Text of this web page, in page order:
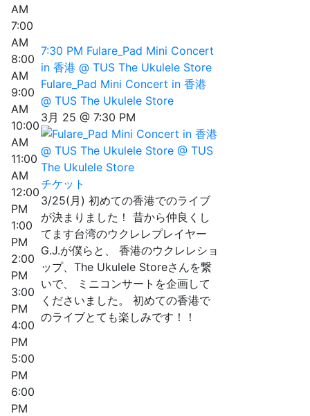
AM
7:00
AM
8:00
AM
9:00
AM
10:00
AM
11:00
AM
12:00
PM
1:00
PM
2:00
PM
3:00
PM
4:00
PM
5:00
PM
6:00
PM
7:30 PM Fulare_Pad Mini Concert
in 香港 @ TUS The Ukulele Store
Fulare_Pad Mini Concert in 香港
@ TUS The Ukulele Store
3月 25 @ 7:30 PM
チケット
3/25(月) 初めての香港でのライブ
が決まりました！ 昔から仲良くし
てます台湾のウクレレプレイヤー
G.J.が僕らと、 香港のウクレレショ
ップ、The Ukulele Storeさんを繋
いで、 ミニコンサートを企画して
くださいました。 初めての香港で
のライブとても楽しみです！！